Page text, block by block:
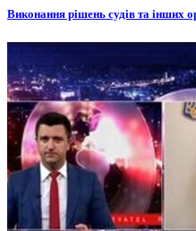
Виконання рішень судів та інших